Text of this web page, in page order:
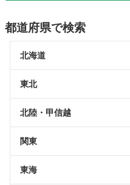
都道府県で検索
北海道
東北
北陸・甲信越
関東
東海